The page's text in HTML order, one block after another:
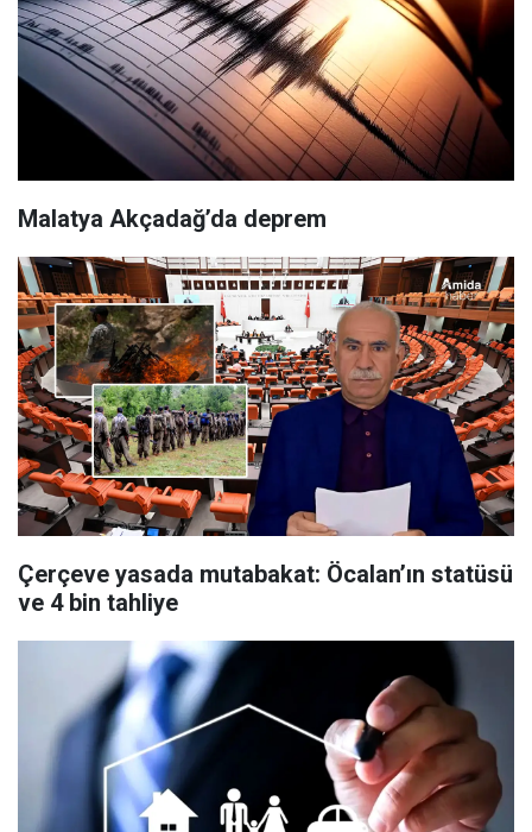
Malatya Akçadağ’da deprem
Çerçeve yasada mutabakat: Öcalan’ın statüsü
ve 4 bin tahliye